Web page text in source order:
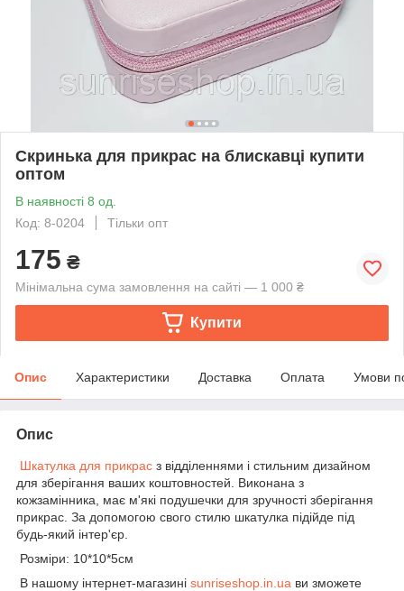
Скринька для прикрас на блискавці купити
оптом
В наявності 8 од.
Код: 8-0204
Тільки опт
175 ₴
Мінімальна сума замовлення на сайті — 1 000 ₴
Купити
Опис Характеристики Доставка Оплата Умови
Опис
Шкатулка для прикрас з відділеннями і стильним дизайном
для зберігання ваших коштовностей. Виконана з
кожзамінника, має м'які подушечки для зручності зберігання
прикрас. За допомогою свого стилю шкатулка підійде під
будь-який інтер'єр.
Розміри: 10*10*5см
В нашому інтернет-магазині sunriseshop.in.ua ви зможете